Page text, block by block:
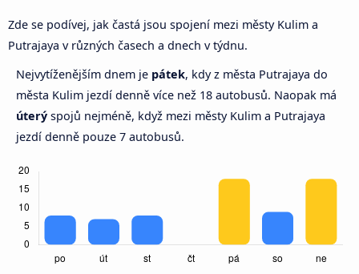
Zde se podívej, jak častá jsou spojení mezi městy Kulim a
Putrajaya v různých časech a dnech v týdnu.
Nejvytíženějším dnem je pátek, kdy z města Putrajaya do
města Kulim jezdí denně více než 18 autobusů. Naopak má
úterý spojů nejméně, když mezi městy Kulim a Putrajaya
jezdí denně pouze 7 autobusů.